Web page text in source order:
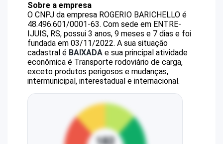
Sobre a empresa
O CNPJ da empresa ROGERIO BARICHELLO é
48.496.601/0001-63. Com sede em ENTRE-
IJUIS, RS, possui 3 anos, 9 meses e 7 dias e foi
fundada em 03/11/2022. A sua situação
cadastral é BAIXADA e sua principal atividade
econômica é Transporte rodoviário de carga,
exceto produtos perigosos e mudanças,
intermunicipal, interestadual e internacional.